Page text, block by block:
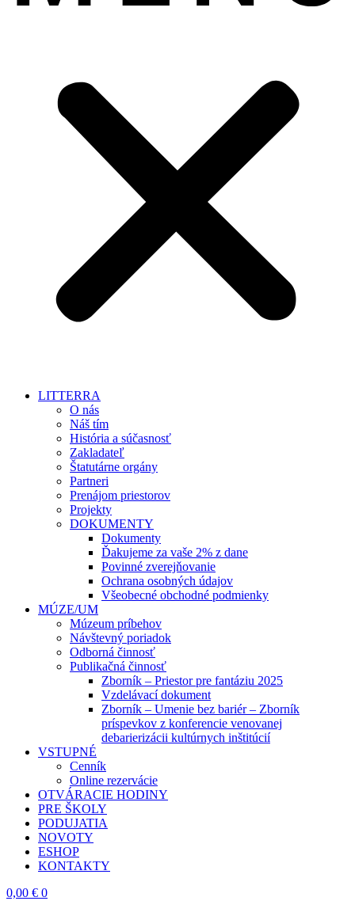
LITTERRA
O nás
Náš tím
História a súčasnosť
Zakladateľ
Štatutárne orgány
Partneri
Prenájom priestorov
Projekty
DOKUMENTY
Dokumenty
Ďakujeme za vaše 2% z dane
Povinné zverejňovanie
Ochrana osobných údajov
Všeobecné obchodné podmienky
MÚZE/UM
Múzeum príbehov
Návštevný poriadok
Odborná činnosť
Publikačná činnosť
Zborník – Priestor pre fantáziu 2025
Vzdelávací dokument
Zborník – Umenie bez bariér – Zborník
príspevkov z konferencie venovanej
debarierizácii kultúrnych inštitúcií
VSTUPNÉ
Cenník
Online rezervácie
OTVÁRACIE HODINY
PRE ŠKOLY
PODUJATIA
NOVOTY
ESHOP
KONTAKTY
0,00 € 0